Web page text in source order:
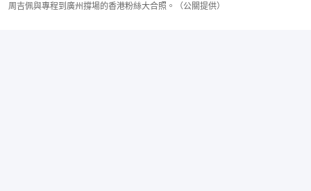
周吉佩與專程到廣州撐場的香港粉絲大合照。（公關提供）